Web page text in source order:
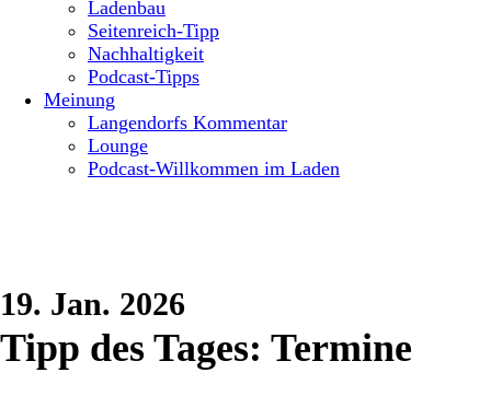
Ladenbau
Seitenreich-Tipp
Nachhaltigkeit
Podcast-Tipps
Meinung
Langendorfs Kommentar
Lounge
Podcast-Willkommen im Laden
19. Jan. 2026
Tipp des Tages: Termine